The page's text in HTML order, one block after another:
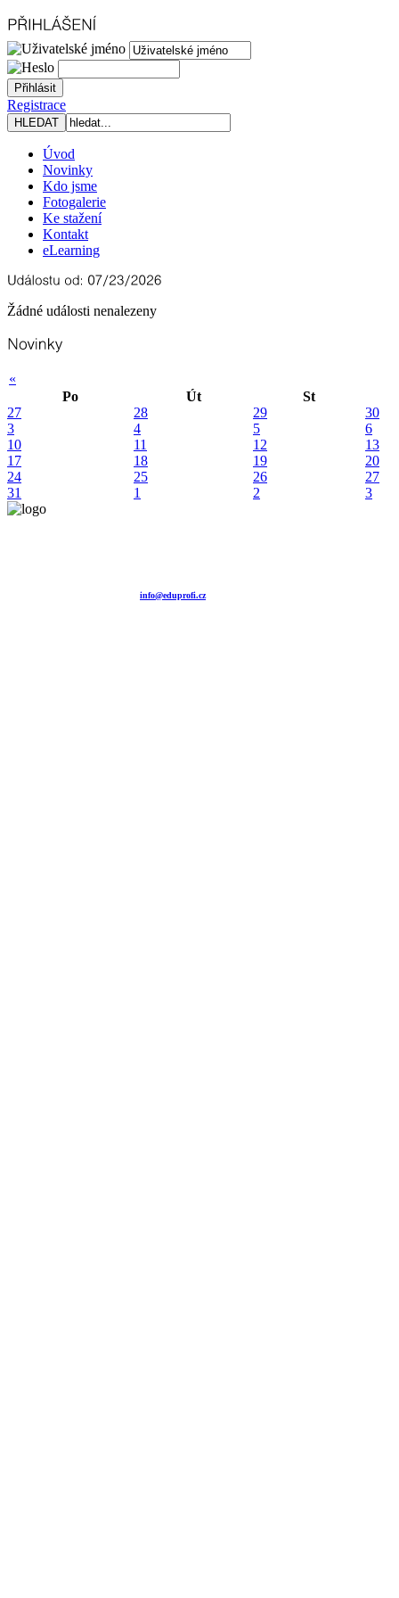
Registrace
Úvod
Novinky
Kdo jsme
Fotogalerie
Ke stažení
Kontakt
eLearning
Žádné události nenalezeny
«
Po
Út
St
27
28 29
30
3
4 5
6
10
11 12
13
17
18 19
20
24
25 26
27
31
1 2 3
info@eduprofi.cz